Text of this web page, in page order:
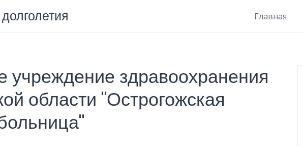
Главная
учреждение здравоохранения
области "Острогожская